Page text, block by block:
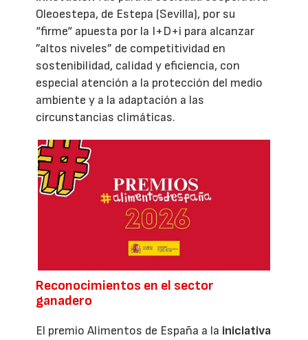
Oleoestepa, de Estepa (Sevilla), por su
“firme“ apuesta por la I+D+i para alcanzar
”altos niveles” de competitividad en
sostenibilidad, calidad y eficiencia, con
especial atención a la protección del medio
ambiente y a la adaptación a las
circunstancias climáticas.
Reconocimientos en el sector
ganadero
El premio Alimentos de España a la iniciativa